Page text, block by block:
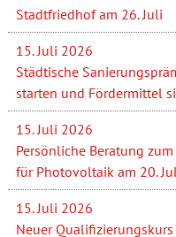
Stadtfriedhof am 26. Juli
15. Juli 2026
Städtische
starten und Fördermittel
15. Juli 2026
Persönliche Beratung
für Photovoltaik am 20.
15. Juli 2026
Neuer Qualifizierungskurs